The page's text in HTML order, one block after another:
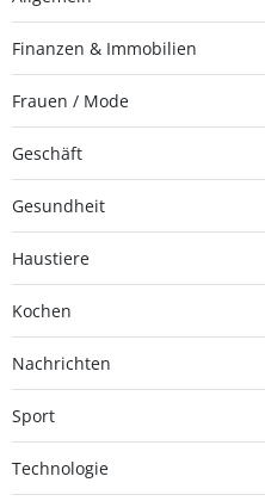
Finanzen & Immobilien
Frauen / Mode
Geschäft
Gesundheit
Haustiere
Kochen
Nachrichten
Sport
Technologie